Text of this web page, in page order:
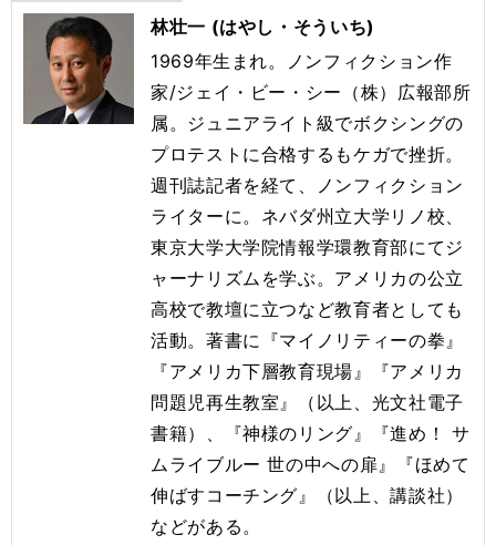
林壮一 (はやし・そういち)
1969年生まれ。ノンフィクション作
家/ジェイ・ビー・シー（株）広報部所
属。ジュニアライト級でボクシングの
プロテストに合格するもケガで挫折。
週刊誌記者を経て、ノンフィクション
ライターに。ネバダ州立大学リノ校、
東京大学大学院情報学環教育部にてジ
ャーナリズムを学ぶ。アメリカの公立
高校で教壇に立つなど教育者としても
活動。著書に『マイノリティーの拳』
『アメリカ下層教育現場』『アメリカ
問題児再生教室』（以上、光文社電子
書籍）、『神様のリング』『進め！ サ
ムライブルー 世の中への扉』『ほめて
伸ばすコーチング』（以上、講談社）
などがある。